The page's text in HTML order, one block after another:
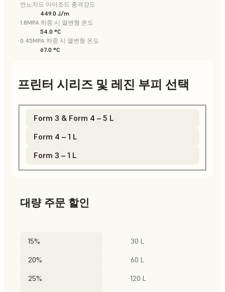
언노치드 아이조드 충격강도
449.0 J/m
1.8MPA 하중 시 열변형 온도
54.0 °C
0.45MPA 하중 시 열변형 온도
67.0 °C
프린터 시리즈 및 레진 부피 선택
Form 3 & Form 4 – 5 L
Form 4 – 1 L
Form 3 – 1 L
대량 주문 할인
15% 30 L
20% 60 L
25% 120 L